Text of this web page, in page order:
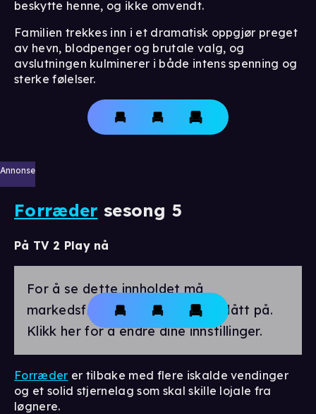
beskytte henne, og ikke omvendt.
Familien trekkes inn i et dramatisk oppgjør preget
av hevn, blodpenger og brutale valg, og
avslutningen kulminerer i både intens spenning og
sterke følelser.
Annonse
Forræder sesong 5
På TV 2 Play nå
For å se dette innholdet må
markedsførings-cookies være slått på.
Klikk her for å endre dine innstillinger.
Forræder er tilbake med flere iskalde vendinger
og et solid stjernelag som skal skille lojale fra
løgnere.